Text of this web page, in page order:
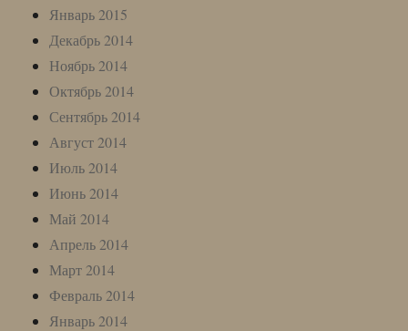
Январь 2015
Декабрь 2014
Ноябрь 2014
Октябрь 2014
Сентябрь 2014
Август 2014
Июль 2014
Июнь 2014
Май 2014
Апрель 2014
Март 2014
Февраль 2014
Январь 2014